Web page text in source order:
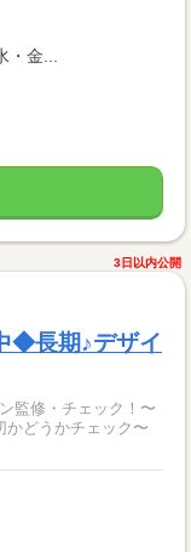
金...
3日以内公開
◆長期♪デザイ
監修・チェック！〜
かどうかチェック〜